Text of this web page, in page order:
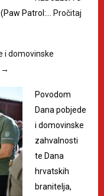
Patrol:… Pročitaj
i domovinske
→
Povodom
Dana pobjede
i domovinske
zahvalnosti
te Dana
hrvatskih
branitelja,